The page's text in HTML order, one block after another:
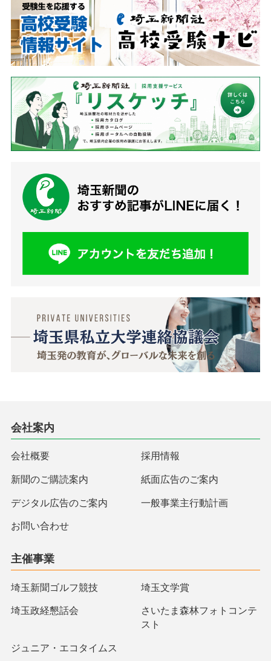
会社案内
会社概要 採用情報
新聞のご購読案内 紙面広告のご案内
デジタル広告のご案内 一般事業主行動計画
お問い合わせ
主催事業
埼玉新聞ゴルフ競技 埼玉文学賞
埼玉政経懇話会
さいたま森林フォトコンテ
スト
ジュニア・エコタイムス